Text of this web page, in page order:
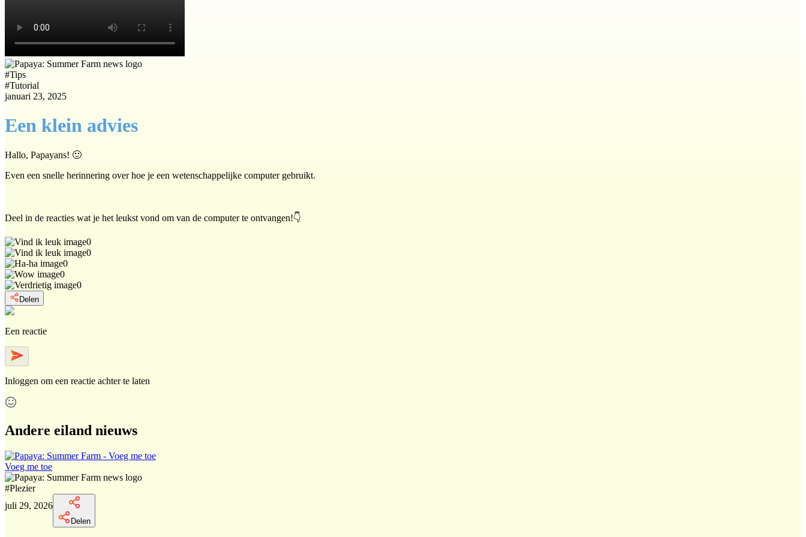
#Tips
#Tutorial
januari 23, 2025
Een klein advies
Hallo, Papayans! 🙂
Even een snelle herinnering over hoe je een wetenschappelijke computer gebruikt.
Deel in de reacties wat je het leukst vond om van de computer te ontvangen!👇
0
0
0
0
0
Delen
Een reactie
Inloggen om een reactie achter te laten
Andere eiland nieuws
Voeg me toe
#Plezier
juli 29, 2026
Delen